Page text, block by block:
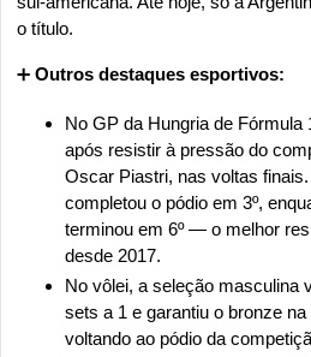
o título.
➕ Outros destaques esportivos:
No GP da Hungria de Fórmula
após resistir à pressão do
Oscar Piastri, nas voltas
completou o pódio em 3º,
terminou em 6º — o melhor
desde 2017.
No vôlei, a seleção masculina
sets a 1 e garantiu o bronze
voltando ao pódio da